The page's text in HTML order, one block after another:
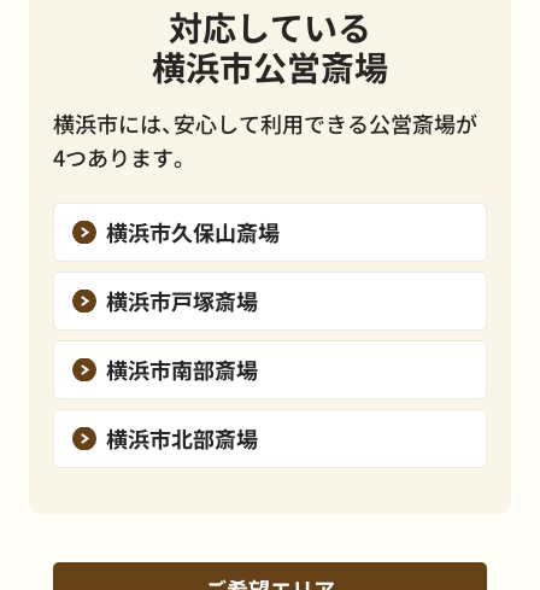
対応している
横浜市公営斎場
横浜市には、安心して利用できる公営斎場が
4つあります。
横浜市久保山斎場
横浜市戸塚斎場
横浜市南部斎場
横浜市北部斎場